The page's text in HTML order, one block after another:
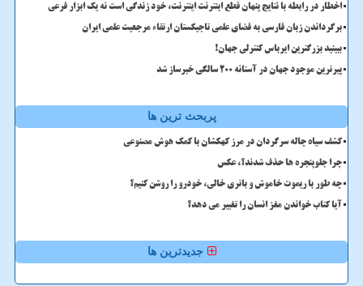
اخطار در رابطه با نتایج پنهان قطع اینترنت اینترنت، خود زندگی است نه یک ابزار فرعی
برگرداندن زبان فارسی به فضای علمی تاجیکستان ارتقاء مرجعیت علمی ایران
ببینید بزرگترین ایرباس کنترلی جهان!
پیرترین موجود جهان در آستانه ۲۰۰ سالگی خبرساز شد
پربحث ترین ها
کشف سیاه چاله سرگردان در مرز کهکشان با کمک هوش مصنوعی
چرا جلوپنجره ها حذف شدند؟، عکس
چه طور با ریموت خاموش و باتری خالی، خودرو را روشن کنیم؟
آیا کتاب خواندن مغز انسان را تغییر می دهد؟
جدیدترین ها